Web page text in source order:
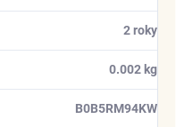
2 roky
0.002 kg
B0B5RM94KW